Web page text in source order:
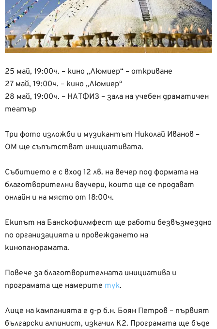
25 май, 19:00ч. – кино „Люмиер“ – откриване
27 май, 19:00ч. – кино „Люмиер“
28 май, 19:00ч. – НАТФИЗ – зала на учебен драматичен
театър
Три фото изложби и музикантът Николай Иванов –
ОМ ще съпътстват инициативата.
Събитието е с вход 12 лв. на вечер под формата на
благотворителни ваучери, които ще се продават
онлайн и на място от 18:00ч.
Екипът на Банскофилмфест ще работи безвъзмездно
по организацията и провеждането на
кинопанорамата.
Повече за благотворителната инициатива и
програмата ще намерите тук.
Лице на кампанията е д-р б.н. Боян Петров – първият
български алпинист, изкачил К2. Програмата ще бъде